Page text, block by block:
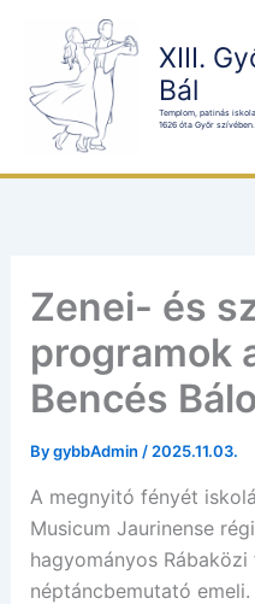
content
XIII.
Bál
Templom, patinás
1626 óta Győr szívében.
Zenei- és
programok
Bencés
BygybbAdmin / 2025.11.03.
A megnyitó fényét
Musicum Jaurinense
hagyományos
néptáncbemutató emeli.